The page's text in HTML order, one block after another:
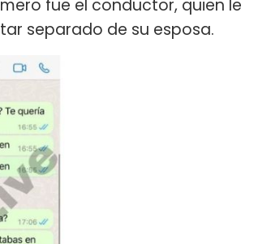
fue el conductor, quien le
separado de su esposa.